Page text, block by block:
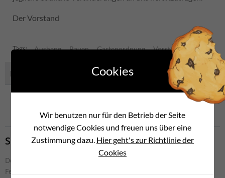
Der Vorstand
Tags: Aushang Bauen Gartenordnung Vorstand
Post
navigation
Letzter Beitrag
Post
navigation
Nächster Beitrag
Noch keine Kommentare vorhanden
Schreibe einen Kommentar
Deine E-Mail-Adresse wird nicht veröffentlicht.
Felder sind mit
Cookies
Wir benutzen nur für den Betrieb der Seite
notwendige Cookies und freuen uns über eine
Zustimmung dazu. Hier geht's zur Richtlinie der
Cookies